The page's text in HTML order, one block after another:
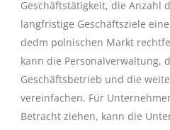
Geschäftstätigkeit, die Anzahl
langfristige Geschäftsziele
dedm polnischen Markt
kann die Personalverwaltung,
Geschäftsbetrieb und die
vereinfachen. Für
Betracht ziehen, kann die